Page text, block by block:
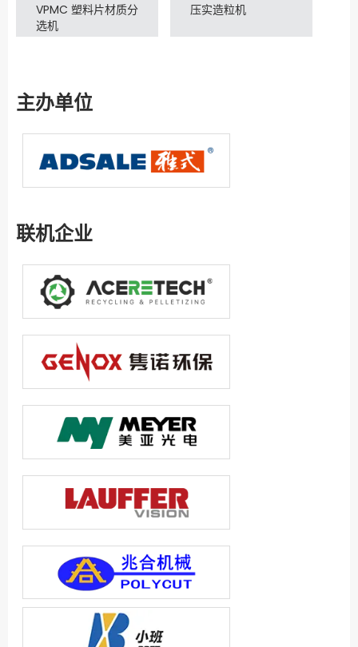
VPMC 塑料片材质分
选机
压实造粒机
主办单位
联机企业